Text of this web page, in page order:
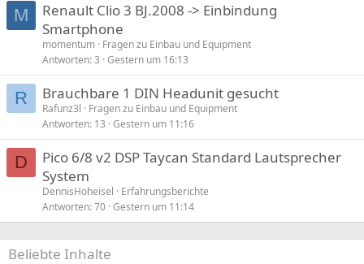
M
Renault Clio 3 BJ.2008 -> Einbindung
Smartphone
momentum Fragen zu Einbau und Equipment
Antworten 3 Gestern um 16:13
R Brauchbare 1 DIN Headunit gesucht
Rafunz3l
Fragen zu Einbau und Equipment
Antworten 13 Gestern um 11:16
D
Pico 6/8 v2 DSP Taycan Standard Lautsprecher
System
DennisHoheisel
Erfahrungsberichte
Antworten 70 Gestern um 11:14
Beliebte Inhalte